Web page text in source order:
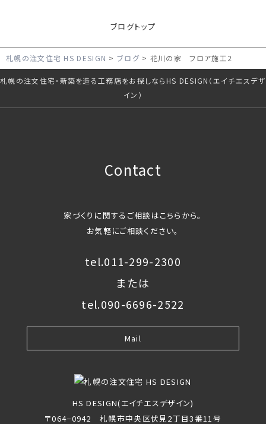
ブログトップ
札幌の注文住宅 HS DESIGN ブログ 花川の家 フロア施工2
札幌の注文住宅・新築を造る工務店をお探しならHS DESIGN（エイチエスデザ
イン）
Contact
家づくりに関するご相談はこちらから。
お気軽にご相談ください。
tel.011-299-2300
または
tel.090-6696-2522
Mail
HS DESIGN(エイチエスデザイン)
〒064−0942 札幌市中央区伏見2丁目3番11号